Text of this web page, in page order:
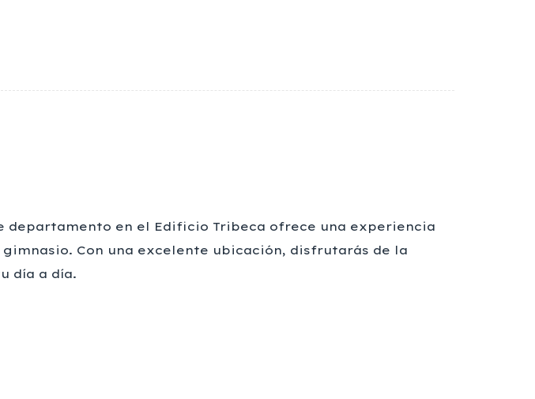
departamento en el Edificio Tribeca ofrece una experiencia
Con una excelente ubicación, disfrutarás de la
día a día.